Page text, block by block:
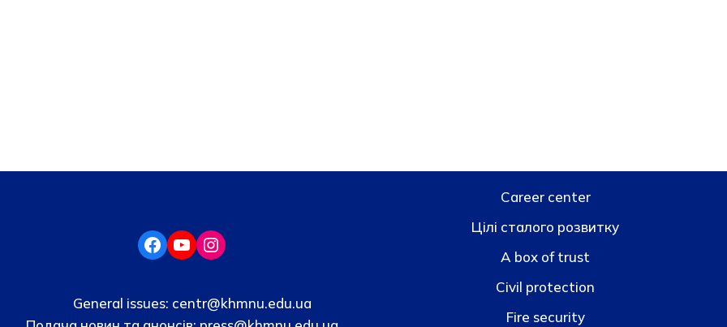
General issues: centr@khmnu.edu.ua
Career center
Цілі сталого розвитку
A box of trust
Civil protection
Fire security